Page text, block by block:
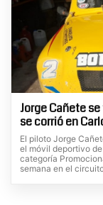
Jorge Cañete
se corrió en
El piloto Jorge
el móvil deportivo
categoría
semana en el